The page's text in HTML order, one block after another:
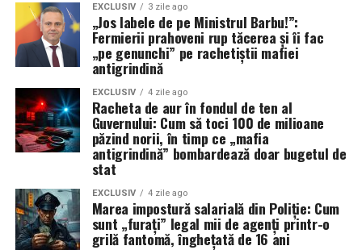
EXCLUSIV 3 zile ago
„Jos labele de pe Ministrul Barbu!”:
Fermierii prahoveni rup tăcerea și îi fac
„pe genunchi” pe rachetiștii mafiei
antigrindină
EXCLUSIV 4 zile ago
Racheta de aur în fondul de ten al
Guvernului: Cum să toci 100 de milioane
păzind norii, în timp ce „mafia
antigrindină” bombardează doar bugetul de
stat
EXCLUSIV 4 zile ago
Marea impostură salarială din Poliție: Cum
sunt „furați” legal mii de agenți printr-o
grilă fantomă, înghețată de 16 ani